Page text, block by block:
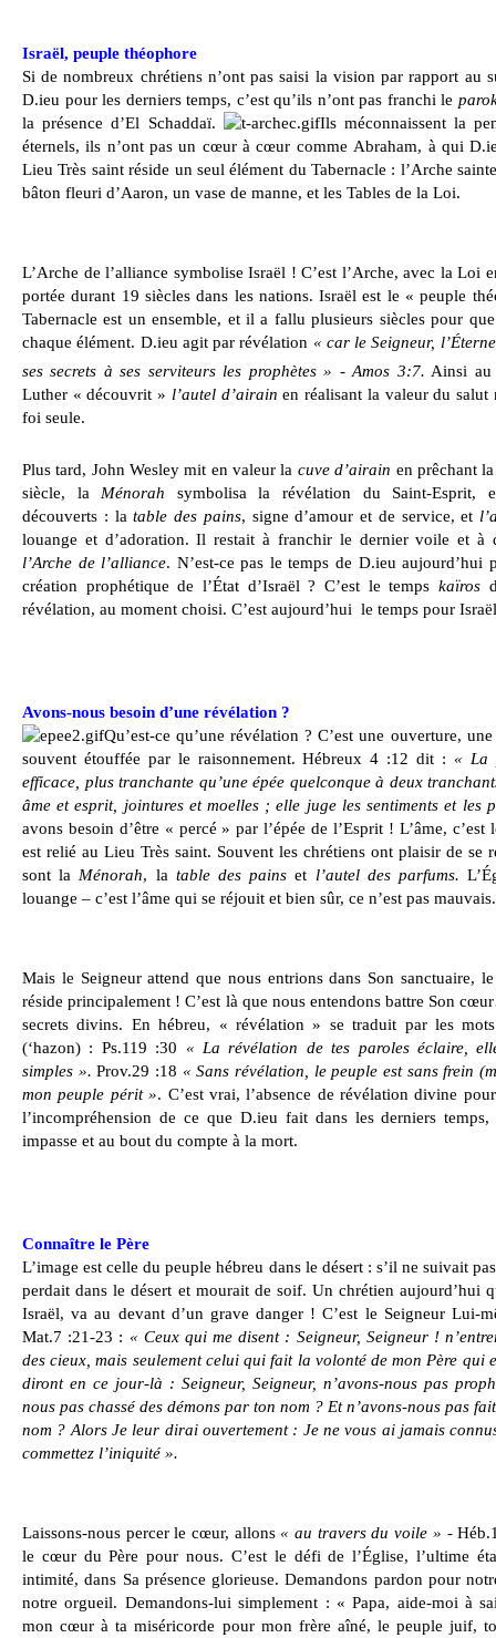
Israël, peuple théophore
Si de nombreux chrétiens n’ont pas saisi la vision par rapport au
D.ieu pour les derniers temps, c’est qu’ils n’ont pas franchi le
la présence d’El Schaddaï.
Ils méconnaissent la
éternels, ils n’ont pas un cœur à cœur comme Abraham, à qui
Lieu Très saint réside un seul élément du Tabernacle : l’Arche
bâton fleuri d’Aaron, un vase de manne, et les Tables de la Loi.
L’Arche de l’alliance symbolise Israël ! C’est l’Arche, avec la Loi
portée durant 19 siècles dans les nations. Israël est le « peuple
Tabernacle est un ensemble, et il a fallu plusieurs siècles pour
chaque élément. D.ieu agit par révélation « car le Seigneur,
ses secrets à ses serviteurs les prophètes » - Amos 3:7. Ainsi au
Luther « découvrit » l’autel d’airain en réalisant la valeur du
foi seule.
Plus tard, John Wesley mit en valeur la cuve d’airain en prêchant
siècle, la Ménorah symbolisa la révélation du Saint-Esprit,
découverts : latable des pains, signe d’amour et de service, et
louange et d’adoration. Il restait à franchir le dernier voile et à
l’Arche de l’alliance. N’est-ce pas le temps de D.ieu aujourd’hui
création prophétique de l’État d’Israël ? C’est le temps kaïros
révélation, au moment choisi. C’est aujourd’hui le temps pour
Avons-nous besoin d’une révélation ?
Qu’est-ce qu’une révélation ? C’est une ouverture,
souvent étouffée par le raisonnement. Hébreux 4 :12 dit : « La
efficace, plus tranchante qu’une épée quelconque à deux
âme et esprit, jointures et moelles ; elle juge les sentiments et les
avons besoin d’être « percé » par l’épée de l’Esprit ! L’âme,
est relié au Lieu Très saint. Souvent les chrétiens ont plaisir de se
sont la Ménorah, la table des pains et l’autel des parfums.
louange – c’est l’âme qui se réjouit et bien sûr, ce n’est pas mauvais.
Mais le Seigneur attend que nous entrions dans Son sanctuaire,
réside principalement ! C’est là que nous entendons battre Son
secrets divins. En hébreu, « révélation » se traduit par les
(‘hazon) : Ps.119 :30 « La révélation de tes paroles éclaire,
simples ». Prov.29 :18 « Sans révélation, le peuple est sans frein
mon peuple périt ». C’est vrai, l’absence de révélation divine
l’incompréhension de ce que D.ieu fait dans les derniers
impasse et au bout du compte à la mort.
Connaître le Père
L’image est celle du peuple hébreu dans le désert : s’il ne suivait
perdait dans le désert et mourait de soif. Un chrétien aujourd’hui
Israël, va au devant d’un grave danger ! C’est le Seigneur Lui-
Mat.7 :21-23 : « Ceux qui me disent : Seigneur, Seigneur !
des cieux, mais seulement celui qui fait la volonté de mon Père qui
diront en ce jour-là : Seigneur, Seigneur, n’avons-nous pas
nous pas chassé des démons par ton nom ? Et n’avons-nous pas
nom ? Alors Je leur dirai ouvertement : Je ne vous ai jamais
commettez l’iniquité ».
Laissons-nous percer le cœur, allons« au travers du voile » -
le cœur du Père pour nous. C’est le défi de l’Église, l’ultime
intimité, dans Sa présence glorieuse. Demandons pardon pour
notre orgueil. Demandons-lui simplement : « Papa, aide-moi à
mon cœur à ta miséricorde pour mon frère aîné, le peuple juif,